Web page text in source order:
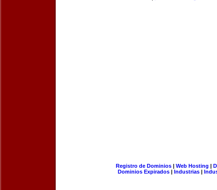
Registro de Dominios| Web Hosting |
Dominios Expirados | Industrias |